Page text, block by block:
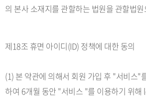
의 본사 소재지를 관할하는 법원을 관할법
제18조 휴면 아이디(ID) 정책에 대한 동의
(1) 본 약관에 의해서 회원 가입 후 "서비스"
하여 6개월 동안 "서비스 "를 이용하기 위해